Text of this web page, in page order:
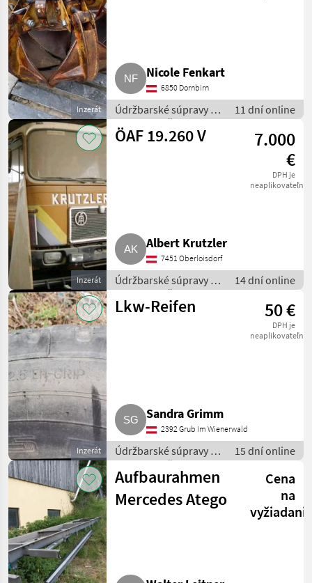
Inzerát
Nicole Fenkart
6850 Dornbirn
Údržbarské súpravy a
súčiastky / Časti pre
nákladné autá
11 dní online
Inzerát
ÖAF 19.260 V
7.000
€
DPH je
neaplikovateľné
Albert Krutzler
7451 Oberloisdorf
Údržbarské súpravy a
súčiastky / Časti pre
nákladné autá
14 dní online
Inzerát
Lkw-Reifen 50 €
DPH je
neaplikovateľné
Sandra Grimm
2392 Grub Im Wienerwald
Údržbarské súpravy a
súčiastky / Časti pre
nákladné autá
15 dní online
Aufbaurahmen
Mercedes Atego
Cena
na